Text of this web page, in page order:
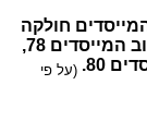
חולקה
בין בניו: ביתו של בנימין אשכנזי ויורשיו ברחוב המייסדים 78,
80.
(על פי